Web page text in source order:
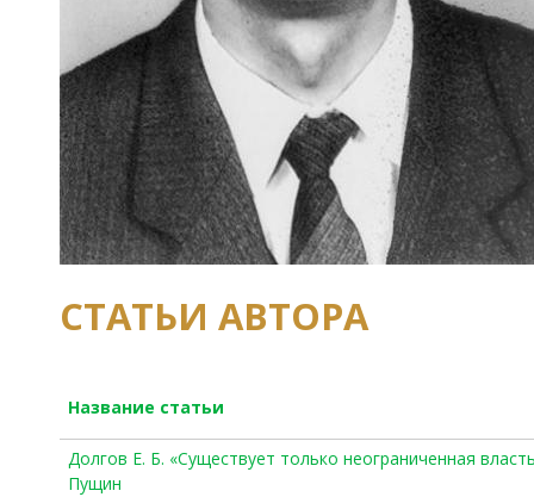
СТАТЬИ АВТОРА
Название статьи
Долгов Е. Б. «Существует только неограниченная
Пущин